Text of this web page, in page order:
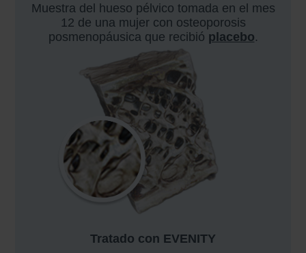
Muestra del hueso pélvico tomada en el mes
12 de una mujer con osteoporosis
posmenopáusica que recibió placebo.
Tratado con EVENITY